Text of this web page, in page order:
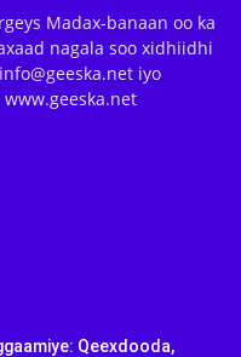
Madax-banaan oo ka
nagala soo xidhiidhi
iyo
www.geeska.net
Qeexdooda,